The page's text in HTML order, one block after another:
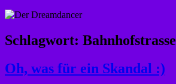
Schlagwort: Bahnhofstrasse
Oh, was für ein Skandal :)